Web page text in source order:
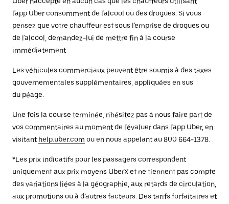
l'app Uber consomment de l'alcool ou des drogues. Si vous
pensez que votre chauffeur est sous l'emprise de drogues ou
de l'alcool, demandez-lui de mettre fin à la course
immédiatement.
Les véhicules commerciaux peuvent être soumis à des taxes
gouvernementales supplémentaires, appliquées en sus
du péage.
Une fois la course terminée, n'hésitez pas à nous faire part de
vos commentaires au moment de l'évaluer dans l'app Uber, en
visitant help.uber.com ou en nous appelant au 800 664-1378.
*Les prix indicatifs pour les passagers correspondent
uniquement aux prix moyens UberX et ne tiennent pas compte
des variations liées à la géographie, aux retards de circulation,
aux promotions ou à d’autres facteurs. Des tarifs forfaitaires et